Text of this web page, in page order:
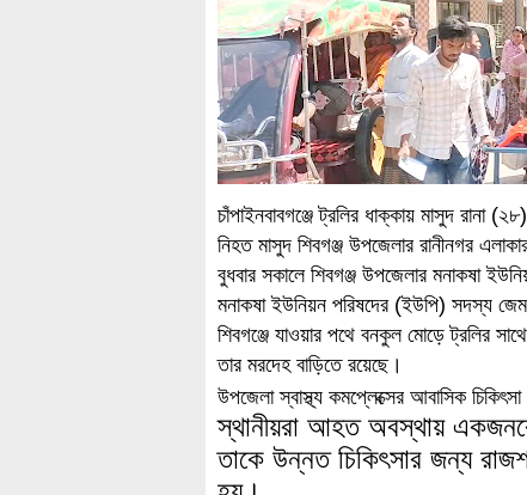
চাঁপাইনবাবগঞ্জে ট্রলির ধাক্কায় মাসুদ রানা
নিহত মাসুদ শিবগঞ্জ উপজেলার রানীনগর
বুধবার সকালে শিবগঞ্জ উপজেলার মনাকষা
মনাকষা ইউনিয়ন পরিষদের (ইউপি) সদস্য
শিবগঞ্জে যাওয়ার পথে বনকুল মোড়ে ট্রলির
তার মরদেহ বাড়িতে রয়েছে।
উপজেলা স্বাস্থ্য কমপ্লেক্সের আবাসিক
স্থানীয়রা আহত অবস্থায়
তাকে উন্নত চিকিৎসার জন্য